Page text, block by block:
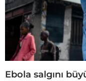
Ebola salgını